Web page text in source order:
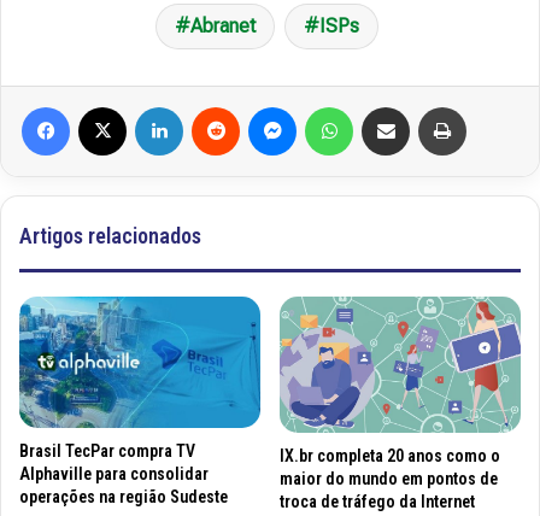
Abranet ISPs
Artigos relacionados
Brasil TecPar compra TV
Alphaville para consolidar
operações na região Sudeste
IX.br completa 20 anos como o
maior do mundo em pontos de
troca de tráfego da Internet